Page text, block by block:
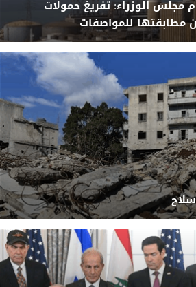
مجلس الوزراء: تفريغ حمولات
مطابقتها للمواصفات